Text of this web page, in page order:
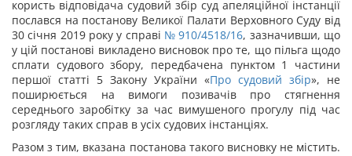
користь відповідача судовий збір суд апеляційної інстанції
послався на постанову Великої Палати Верховного Суду від
30 січня 2019 року у справі № 910/4518/16, зазначивши, що
у цій постанові викладено висновок про те, що пільга щодо
сплати судового збору, передбачена пунктом 1 частини
першої статті 5 Закону України «Про судовий збір», не
поширюється на вимоги позивачів про стягнення
середнього заробітку за час вимушеного прогулу під час
розгляду таких справ в усіх судових інстанціях.
Разом з тим, вказана постанова такого висновку не містить.